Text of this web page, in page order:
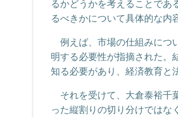
るかどうかを考えることであ
るべきかについて具体的な内
例えば、市場の仕組みにつ
明する必要性が指摘された。
知る必要があり、経済教育と
それを受けて、大倉泰裕千
った縦割りの切り分けでは